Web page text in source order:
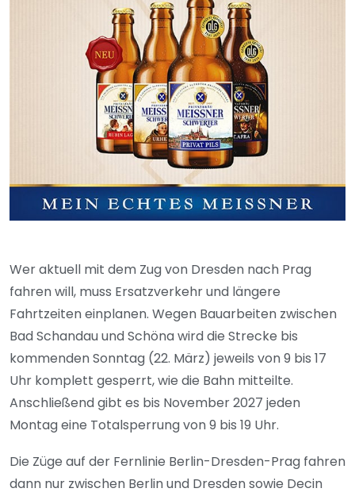
Wer aktuell mit dem Zug von Dresden nach Prag
fahren will, muss Ersatzverkehr und längere
Fahrtzeiten einplanen. Wegen Bauarbeiten zwischen
Bad Schandau und Schöna wird die Strecke bis
kommenden Sonntag (22. März) jeweils von 9 bis 17
Uhr komplett gesperrt, wie die Bahn mitteilte.
Anschließend gibt es bis November 2027 jeden
Montag eine Totalsperrung von 9 bis 19 Uhr.
Die Züge auf der Fernlinie Berlin-Dresden-Prag fahren
dann nur zwischen Berlin und Dresden sowie Decin